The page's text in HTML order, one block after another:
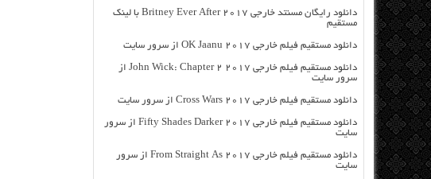
دانلود رایگان مسنتد خارجی Britney Ever After 2017 با لینک
مستقیم
دانلود مستقیم فیلم خارجی OK Jaanu 2017 از سرور سایت
دانلود مستقیم فیلم خارجی John Wick: Chapter 2 2017 از
سرور سایت
دانلود مستقیم فیلم خارجی Cross Wars 2017 از سرور سایت
دانلود مستقیم فیلم خارجی Fifty Shades Darker 2017 از سرور
سایت
دانلود مستقیم فیلم خارجی From Straight As 2017 از سرور
سایت